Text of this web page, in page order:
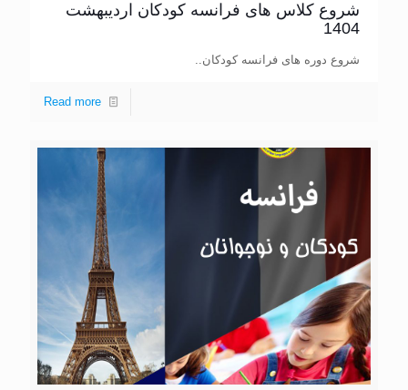
شروع کلاس های فرانسه کودکان اردیبهشت
1404
شروع دوره های فرانسه کودکان..
Read more